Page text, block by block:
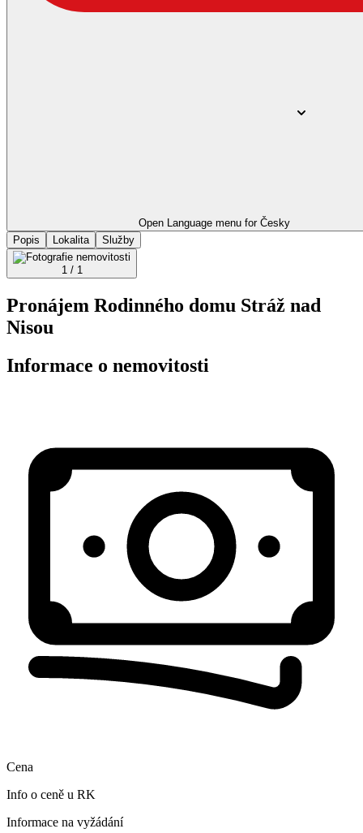
Open Language menu for Česky
Popis
Lokalita Služby
1 / 1
Pronájem Rodinného domu Stráž nad
Nisou
Informace o nemovitosti
Cena
Info o ceně u RK
Informace na vyžádání